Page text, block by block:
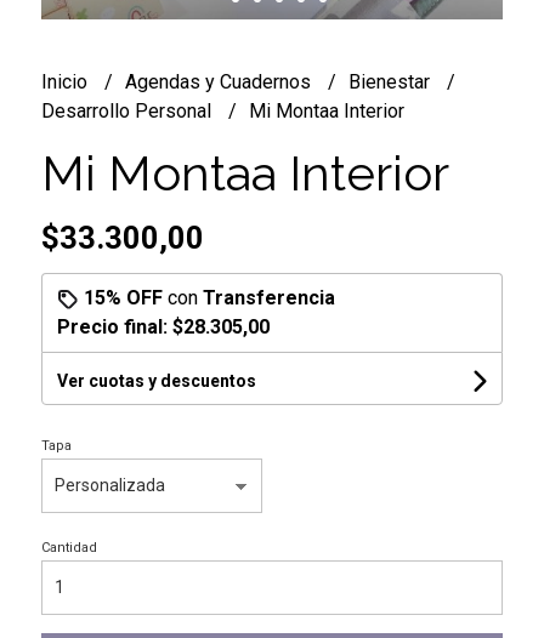
Inicio Agendas y Cuadernos
Bienestar
Desarrollo Personal
Mi Montaa Interior
Mi Montaa Interior
$33.300,00
15% OFFcon Transferencia
Precio final: $28.305,00
Ver cuotas y descuentos
Tapa
Cantidad